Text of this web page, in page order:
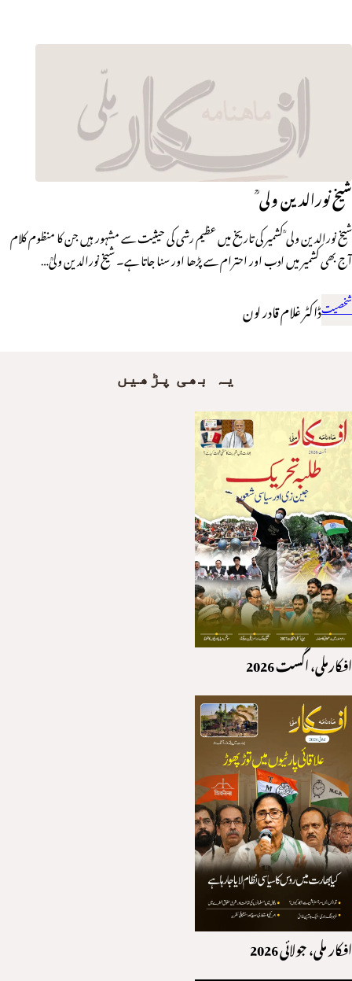
شیخ نورالدین ولی ؒ
شیخ نورالدین ولی ؒ کشمیر کی تاریخ میں عظیم رشی کی حیثیت سے مشہور ہیں جن کا منظوم کلام
آج بھی کشمیر میں ادب اور احترام سے پڑھا اور سنا جاتا ہے۔ شیخ نورالدین ولیؒ…
شخصیتڈاکٹر غلام قادر لون
یہ بھی پڑھیں
افکارملی، اگست 2026
افکار ملی، جولائی 2026